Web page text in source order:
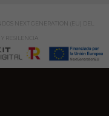
NEXT GENERATION (EU) DEL
RESILENCIA